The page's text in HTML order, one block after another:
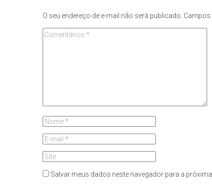
O seu endereço de e-mail não será publicado.
Salvar meus dados neste navegador para a